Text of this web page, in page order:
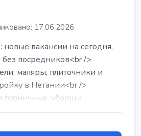
17.06.2026
новые вакансии на сегодня.
посредников<br />
маляры, плиточники и
в Нетании<br />
уборщи...